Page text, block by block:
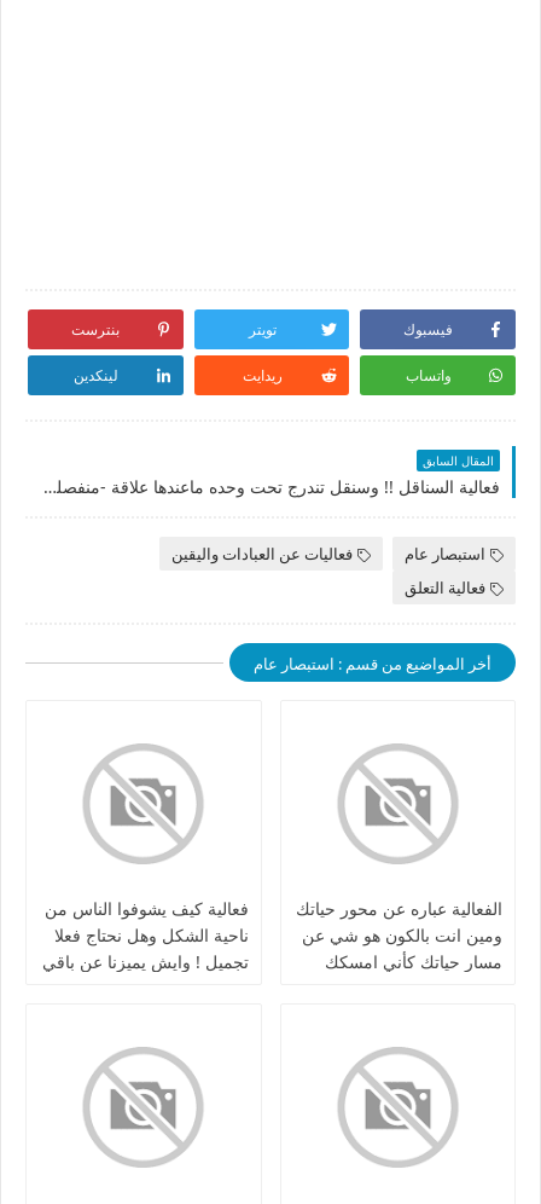
فيسبوك تويتر بنترست
واتساب ريدايت لينكدين
المقال السابق
فعالية السناقل !! وسنقل تندرج تحت وحده ماعندها علاقة -منفصلة /بس ماعندكم نية رجوع /او طاقة انتظار /او طاقة تعلق يعني طاقتك حرّه
استبصار عام
فعاليات عن العبادات واليقين
فعالية التعلق
أخر المواضيع من قسم : استبصار عام
الفعالية عباره عن محور حياتك
ومين انت بالكون هو شي عن
مسار حياتك كأني امسكك
فعالية كيف يشوفوا الناس من
ناحية الشكل وهل نحتاج فعلا
تجميل ! وايش يميزنا عن باقي